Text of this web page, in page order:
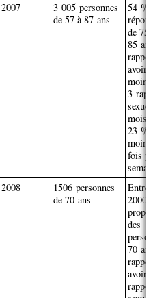
2007
3 005 personnes
de 57 à 87 ans
54 % des
de 75 à
85 ans
avoir au
moins 2
3
sexuels
mois dont
23 % au
moins
fois par
semaine.
2008
1506 personnes
de 70 ans
Entre
2000, la
des
70 ans
avoir des
rapports